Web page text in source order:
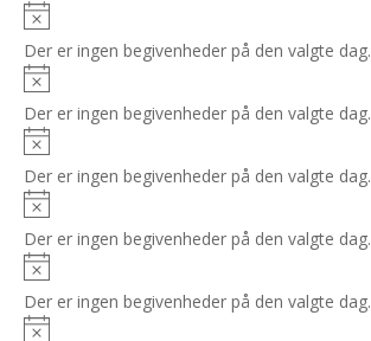
Notice
Der er ingen begivenheder på den valgte dag.
Notice
Der er ingen begivenheder på den valgte dag.
Notice
Der er ingen begivenheder på den valgte dag.
Notice
Der er ingen begivenheder på den valgte dag.
Notice
Der er ingen begivenheder på den valgte dag.
Notice